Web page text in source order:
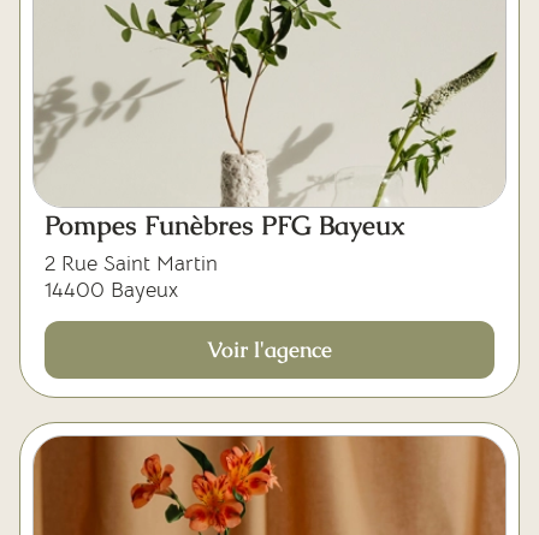
Pompes Funèbres PFG Bayeux
2 Rue Saint Martin
14400 Bayeux
Voir l'agence